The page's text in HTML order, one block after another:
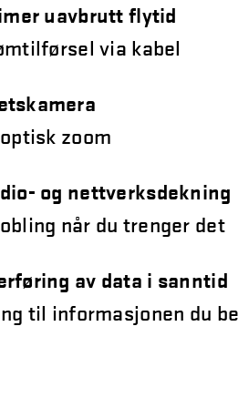
uavbrutt flytid
via kabel
zoom
og nettverksdekning
når du trenger det
av data i sanntid
til informasjonen du